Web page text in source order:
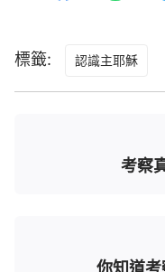
就光而來？誰能不看
主」的重歸？誰不
雷一樣震動山河，
類說話。所以我口
兒，人都歡喜快樂
標籤: 認識主耶穌
考察
你知道